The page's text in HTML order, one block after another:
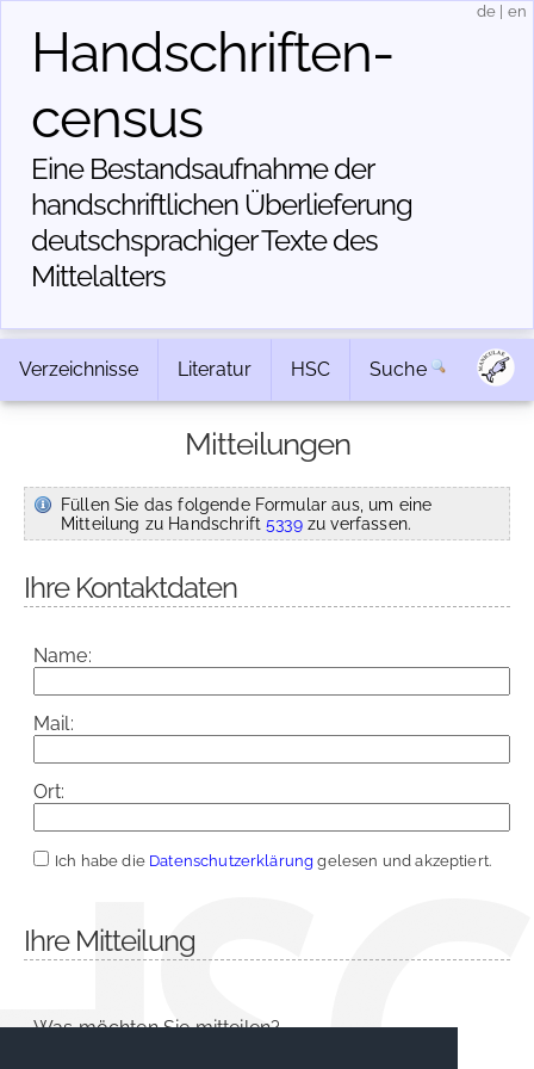
Handschriften­
census
Eine Bestandsaufnahme der
handschriftlichen Über­lieferung
deutschsprachiger Texte des
Mittelalters
de en
Verzeichnisse Literatur HSC Suche
Mitteilungen
Füllen Sie das folgende Formular aus, um eine
Mitteilung zu Handschrift5339zu verfassen.
Ihre Kontaktdaten
Name:
Mail:
Ort:
Ich habe die Datenschutzerklärung gelesen und akzeptiert.
Ihre Mitteilung
Was möchten Sie mitteilen?